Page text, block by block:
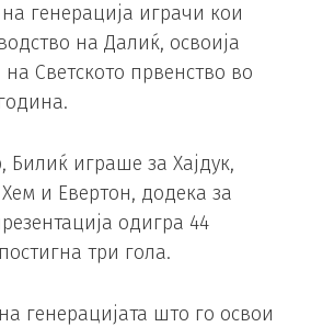
генерација играчи кои
на Далиќ, освоија
Светското првенство во
Билиќ играше за Хајдук,
и Евертон, додека за
одигра 44
три гола.
генерацијата што го освои